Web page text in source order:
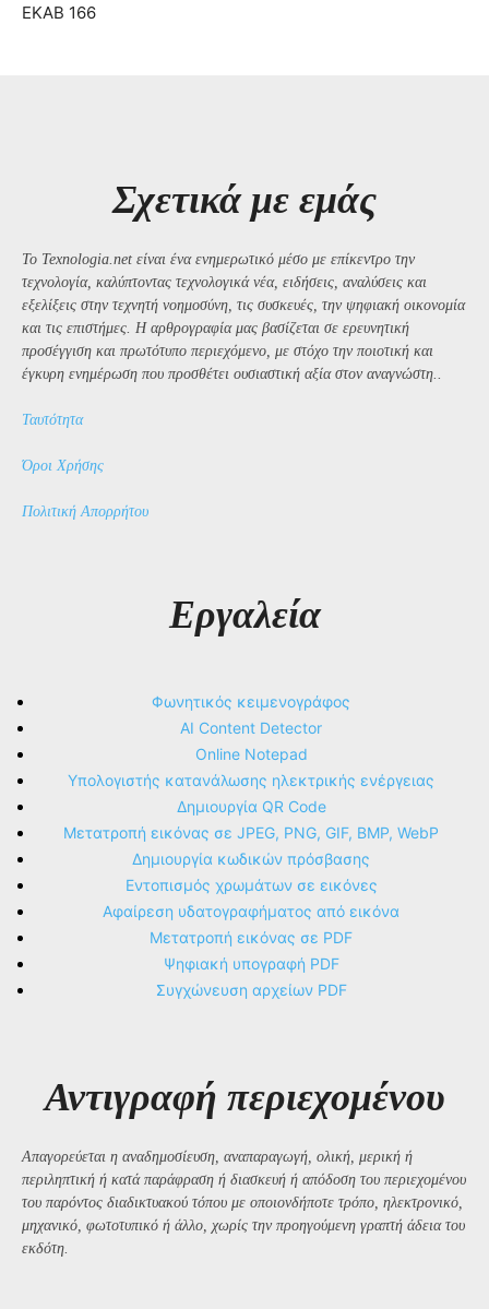
ΕΚΑΒ 166
Σχετικά με εμάς
Το Texnologia.net είναι ένα ενημερωτικό μέσο με επίκεντρο την
τεχνολογία, καλύπτοντας τεχνολογικά νέα, ειδήσεις, αναλύσεις και
εξελίξεις στην τεχνητή νοημοσύνη, τις συσκευές, την ψηφιακή οικονομία
και τις επιστήμες. Η αρθρογραφία μας βασίζεται σε ερευνητική
προσέγγιση και πρωτότυπο περιεχόμενο, με στόχο την ποιοτική και
έγκυρη ενημέρωση που προσθέτει ουσιαστική αξία στον αναγνώστη..
Ταυτότητα
Όροι Χρήσης
Πολιτική Απορρήτου
Εργαλεία
Φωνητικός κειμενογράφος
AI Content Detector
Online Notepad
Υπολογιστής κατανάλωσης ηλεκτρικής ενέργειας
Δημιουργία QR Code
Μετατροπή εικόνας σε JPEG, PNG, GIF, BMP, WebP
Δημιουργία κωδικών πρόσβασης
Εντοπισμός χρωμάτων σε εικόνες
Αφαίρεση υδατογραφήματος από εικόνα
Μετατροπή εικόνας σε PDF
Ψηφιακή υπογραφή PDF
Συγχώνευση αρχείων PDF
Αντιγραφή περιεχομένου
Απαγορεύεται η αναδημοσίευση, αναπαραγωγή, ολική, μερική ή
περιληπτική ή κατά παράφραση ή διασκευή ή απόδοση του περιεχομένου
του παρόντος διαδικτυακού τόπου με οποιονδήποτε τρόπο, ηλεκτρονικό,
μηχανικό, φωτοτυπικό ή άλλο, χωρίς την προηγούμενη γραπτή άδεια του
εκδότη.